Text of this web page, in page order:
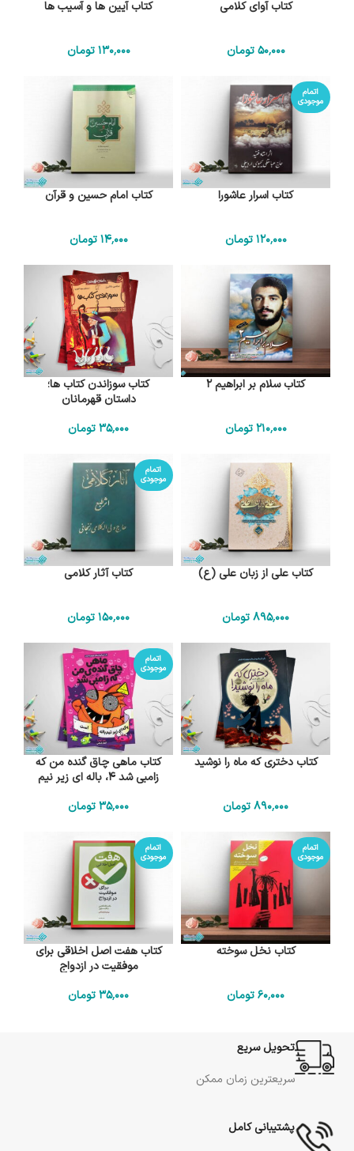
کتاب آوای کلامی
50٬000 تومان
کتاب آیین ها و آسیب ها
130٬000 تومان
اتمام
موجودی
کتاب اسرار عاشورا
120٬000 تومان
کتاب امام حسین و قرآن
14٬000 تومان
کتاب سلام بر ابراهیم 2
210٬000 تومان
کتاب سوزاندن کتاب ها؛
داستان قهرمانان
35٬000تومان
کتاب علی از زبان علی (ع)
895٬000تومان
اتمام
موجودی
کتاب آثار کلامی
150٬000تومان
کتاب دختری که ماه را نوشید
890٬000تومان
اتمام
موجودی
کتاب ماهی چاق گنده من که
زامبی شد 4، باله ای زیر نیم
35٬000تومان
اتمام
موجودی
کتاب نخل سوخته
60٬000تومان
اتمام
موجودی
کتاب هفت اصل اخلاقی برای
موفقیت در ازدواج
35٬000تومان
تحویل سریع
سریعترین زمان ممکن
پشتیبانی کامل